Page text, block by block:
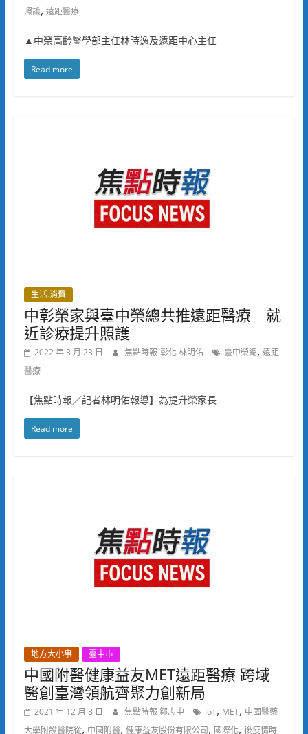
照護, 遠距醫療
▲中榮高齡醫學部主任林時逸及遠距中心主任
Read more
生活.消費
中彰榮家與臺中榮總共推遠距醫療 就
近診療提升照護
2022 年 3 月 23 日 焦點時報-彰化 林明佑 臺中榮總, 遠距
醫療
【焦點時報／記者林明佑報導】為提升榮家長
Read more
地方大小事 臺中市
中國附醫健康益友MET遠距醫療 跨域
醫創臺灣領航齊聚力創新局
2021 年 12 月 8 日 焦點時報 鄒志中 IoT, MET, 中國醫藥
大學附設醫院從, 中國附醫, 健康益友股份有限公司, 國際化, 後疫情時